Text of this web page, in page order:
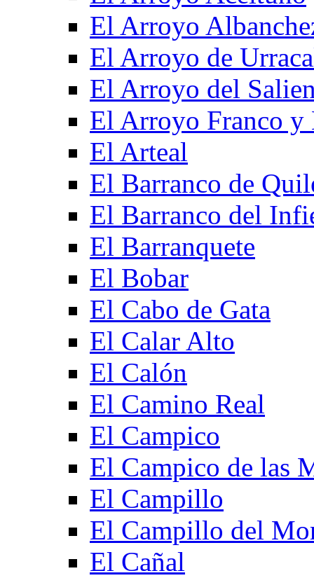
El Arroyo
El Arroyo de
El Arroyo del
El Arroyo Franco y
El Arteal
El Barranco de
El Barranco del
El Barranquete
El Bobar
El Cabo de Gata
El Calar Alto
El Calón
El Camino Real
El Campico
El Campico de las
El Campillo
El Campillo del
El Cañal